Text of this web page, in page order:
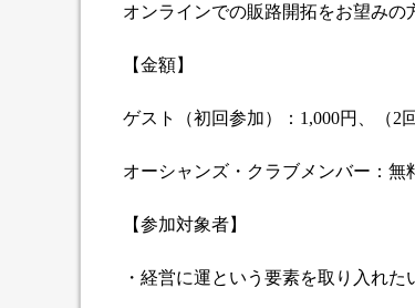
オンラインでの販路開拓をお望みの
【金額】
ゲスト（初回参加）： 1,000円、（2
オーシャンズ・クラブメンバー：無
【参加対象者】
・経営に運という要素を取り入れた